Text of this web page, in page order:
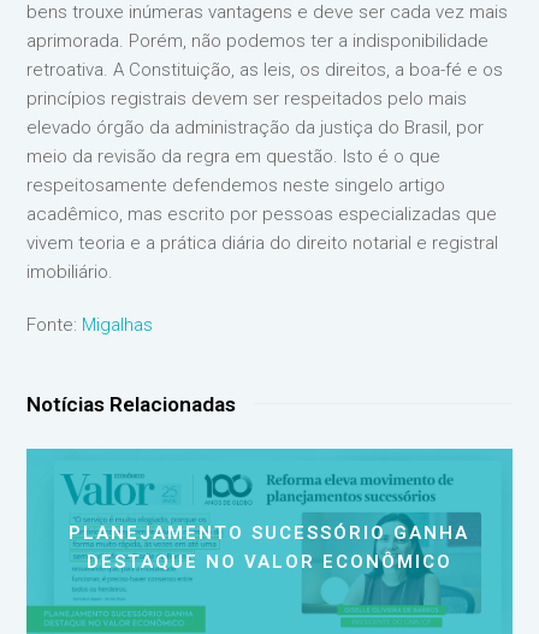
bens trouxe inúmeras vantagens e deve ser cada vez mais
aprimorada. Porém, não podemos ter a indisponibilidade
retroativa. A Constituição, as leis, os direitos, a boa-fé e os
princípios registrais devem ser respeitados pelo mais
elevado órgão da administração da justiça do Brasil, por
meio da revisão da regra em questão. Isto é o que
respeitosamente defendemos neste singelo artigo
acadêmico, mas escrito por pessoas especializadas que
vivem teoria e a prática diária do direito notarial e registral
imobiliário.
Fonte: Migalhas
Notícias Relacionadas
PLANEJAMENTO SUCESSÓRIO GANHA
DESTAQUE NO VALOR ECONÔMICO